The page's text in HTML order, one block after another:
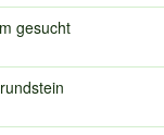
gesucht